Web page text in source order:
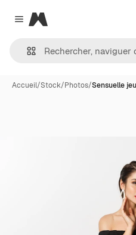
Close menu
Magnific
Accueil/Stock/Photos/Sensuelle